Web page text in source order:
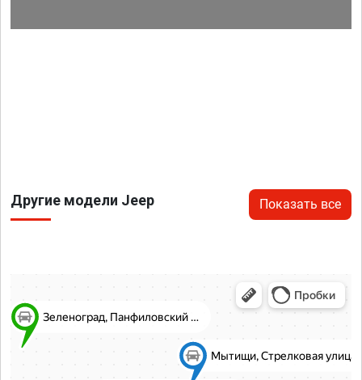
Другие модели Jeep Показать все